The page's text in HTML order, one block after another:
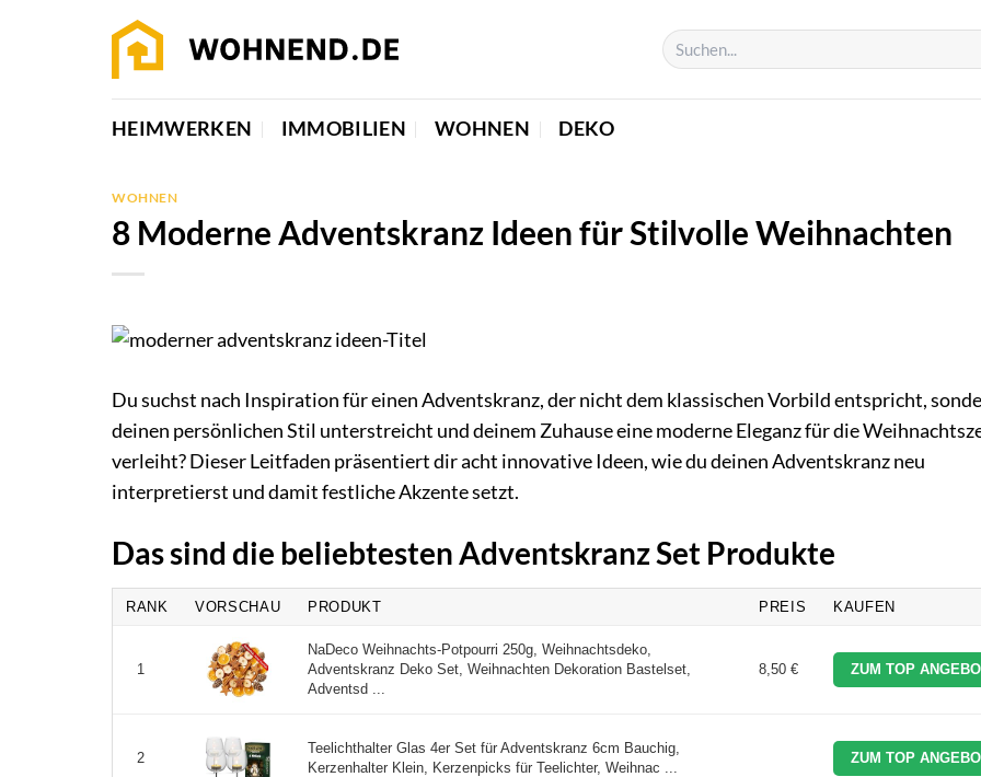
HEIMWERKEN IMMOBILIEN WOHNEN DEKO
WOHNEN
8 Moderne Adventskranz Ideen für Stilvolle Weihnachten
Du suchst nach Inspiration für einen Adventskranz, der nicht dem klassischen Vorbild entspricht,
deinen persönlichen Stil unterstreicht und deinem Zuhause eine moderne Eleganz für die
verleiht? Dieser Leitfaden präsentiert dir acht innovative Ideen, wie du deinen Adventskranz neu
interpretierst und damit festliche Akzente setzt.
Das sind die beliebtesten Adventskranz Set Produkte
RANK VORSCHAU PRODUKT PREIS KAUFEN
1
NaDeco Weihnachts-Potpourri 250g, Weihnachtsdeko,
Adventskranz Deko Set, Weihnachten Dekoration Bastelset,
Adventsd ...
8,50 € ZUM TOP
2
Teelichthalter Glas 4er Set für Adventskranz 6cm Bauchig,
Kerzenhalter Klein, Kerzenpicks für Teelichter, Weihnac ...
ZUM TOP